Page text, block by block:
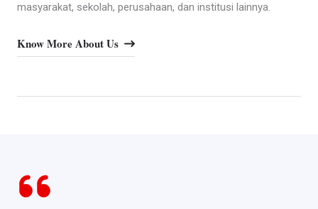
masyarakat, sekolah, perusahaan, dan institusi lainnya.
Know More About Us